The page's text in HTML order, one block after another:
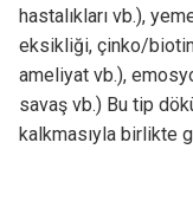
hastalıkları vb.),
eksikliği, çinko/
ameliyat vb.),
savaş vb.) Bu tip
kalkmasıyla birlikte